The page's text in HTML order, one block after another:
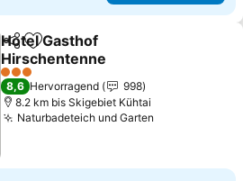
TeilenZu Favoriten hinzufügen
Hotel Gasthof
Hirschentenne
3 Sterne
8,6 Hervorragend
998
8.2 km bis Skigebiet Kühtai
Naturbadeteich und Garten